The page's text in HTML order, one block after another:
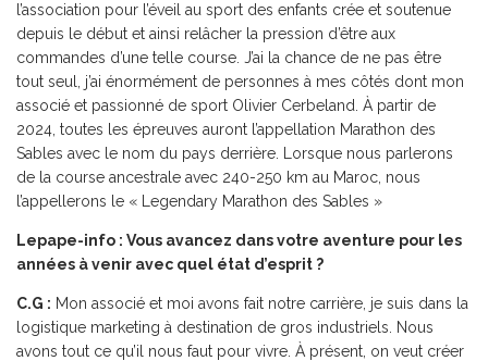
l’association pour l’éveil au sport des enfants crée et soutenue
depuis le début et ainsi relâcher la pression d’être aux
commandes d’une telle course. J’ai la chance de ne pas être
tout seul, j’ai énormément de personnes à mes côtés dont mon
associé et passionné de sport Olivier Cerbeland. À partir de
2024, toutes les épreuves auront l’appellation Marathon des
Sables avec le nom du pays derrière. Lorsque nous parlerons
de la course ancestrale avec 240-250 km au Maroc, nous
l’appellerons le « Legendary Marathon des Sables »
Lepape-info : Vous avancez dans votre aventure pour les
années à venir avec quel état d’esprit ?
C.G : Mon associé et moi avons fait notre carrière, je suis dans la
logistique marketing à destination de gros industriels. Nous
avons tout ce qu’il nous faut pour vivre. À présent, on veut créer